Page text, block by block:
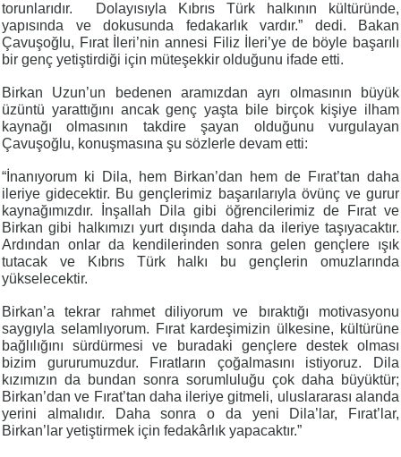
torunlarıdır.
Dolayısıyla Kıbrıs Türk halkının kültüründe,
yapısında ve dokusunda fedakarlık vardır.” dedi. Bakan
Çavuşoğlu, Fırat İleri’nin annesi Filiz İleri’ye de böyle başarılı
bir genç yetiştirdiği için müteşekkir olduğunu ifade etti.
Birkan Uzun’un bedenen aramızdan ayrı olmasının büyük
üzüntü yarattığını ancak genç yaşta bile birçok kişiye ilham
kaynağı olmasının takdire şayan olduğunu vurgulayan
Çavuşoğlu, konuşmasına şu sözlerle devam etti:
“İnanıyorum ki Dila, hem Birkan’dan hem de Fırat’tan daha
ileriye gidecektir. Bu gençlerimiz başarılarıyla övünç ve gurur
kaynağımızdır. İnşallah Dila gibi öğrencilerimiz de Fırat ve
Birkan gibi halkımızı yurt dışında daha da ileriye taşıyacaktır.
Ardından onlar da kendilerinden sonra gelen gençlere ışık
tutacak ve Kıbrıs Türk halkı bu gençlerin omuzlarında
yükselecektir.
Birkan’a tekrar rahmet diliyorum ve bıraktığı motivasyonu
saygıyla selamlıyorum. Fırat kardeşimizin ülkesine, kültürüne
bağlılığını sürdürmesi ve buradaki gençlere destek olması
bizim gururumuzdur. Fıratların çoğalmasını istiyoruz. Dila
kızımızın da bundan sonra sorumluluğu çok daha büyüktür;
Birkan’dan ve Fırat’tan daha ileriye gitmeli, uluslararası alanda
yerini almalıdır. Daha sonra o da yeni Dila’lar, Fırat’lar,
Birkan’lar yetiştirmek için fedakârlık yapacaktır.”